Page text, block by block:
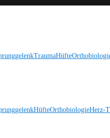
TraumaHüfte
HüfteOrthobiologieHerz-